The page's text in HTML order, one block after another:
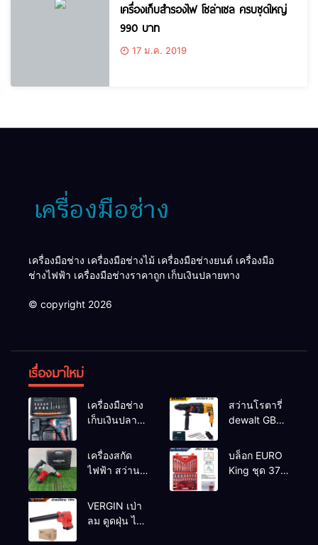
เครื่องเก็บสํารองไฟ โซล่าเซล ครบชุดใหญ่
990 บาท
17 ม.ค. 2019
เครื่องมือช่าง เครื่องมือช่างไม้ เครื่องมือช่างยนต์ เครื่องมือ
ช่างไฟฟ้า เครื่องมือช่างราคาถูก เก็บเงินปลายทาง
© copyright 2026
เรื่องมาใหม่
เครื่องมือช่าง
เก็บเงินปลาย
สว่านโรตารี่
dewalt GBH
2-26 DFR ทุ่น
ทองแดงแท้
100%
เครื่องสกัด
ไฟฟ้า สว่าน
MAKTEC รุ่น MT2926A
บล็อก EURO
King ชุด 37
VERGIN เป่า
ลม ดูดฝุ่น ไร้